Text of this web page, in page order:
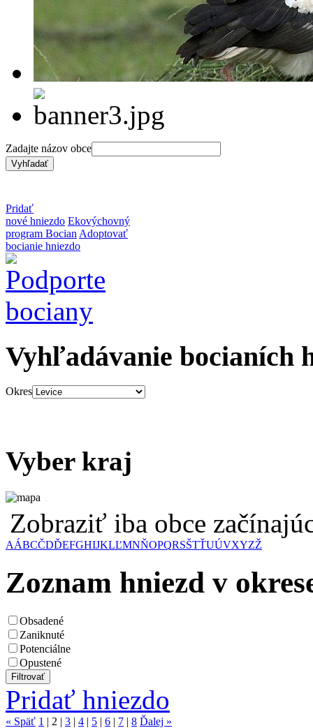
Zadajte názov obce
Pridať
nové hniezdo Ekovýchovný
program Bocian Adoptovať
bocianie hniezdo
Vyhľadávanie bocianích
Okres
Vyber kraj
Zobraziť iba obce
AÁBCČDĎEFGHIJKLĽMNŇOPQRSŠTŤUÚVXYZŽ
Zoznam hniezd v
Obsadené
Zaniknuté
Potenciálne
Opustené
Pridať hniezdo
« Späť 1 | 2 | 3 | 4 | 5 | 6 | 7 | 8 Ďalej »